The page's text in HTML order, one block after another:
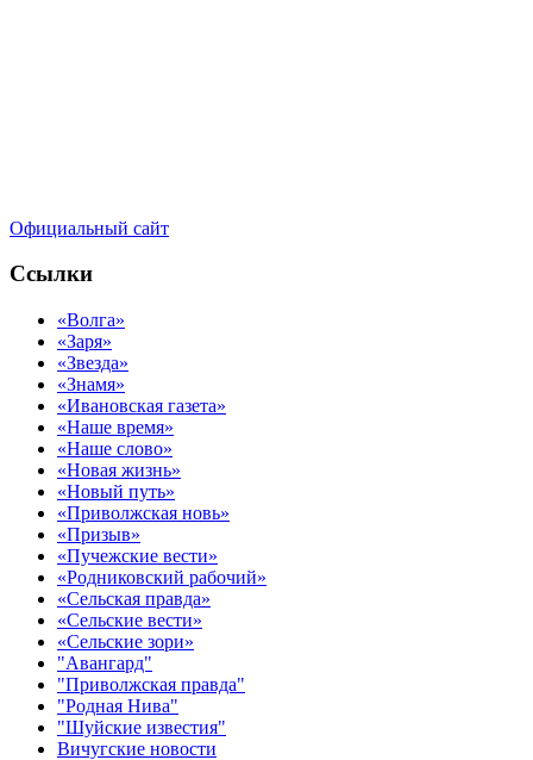
Официальный сайт
Ссылки
«Волга»
«Заря»
«Звезда»
«Знамя»
«Ивановская газета»
«Наше время»
«Наше слово»
«Новая жизнь»
«Новый путь»
«Приволжская новь»
«Призыв»
«Пучежские вести»
«Родниковский рабочий»
«Сельская правда»
«Сельские вести»
«Сельские зори»
"Авангард"
"Приволжская правда"
"Родная Нива"
"Шуйские известия"
Вичугские новости